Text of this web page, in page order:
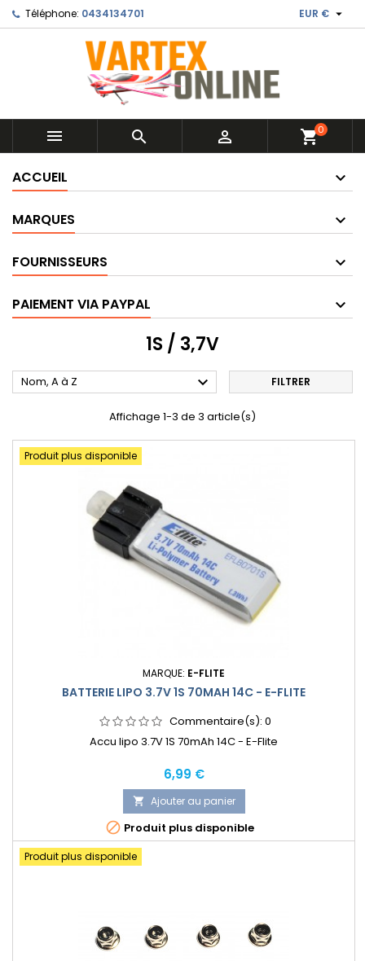
Téléphone: 0434134701 EUR € 
   shopping_cart0
ACCUEIL
MARQUES
FOURNISSEURS
PAIEMENT VIA PAYPAL
1S / 3,7V
Nom, A à Z  FILTRER
Affichage 1-3 de 3 article(s)
Produit plus disponible
MARQUE: E-FLITE
BATTERIE LIPO 3.7V 1S 70MAH 14C - E-FLITE
Commentaire(s): 0
Accu lipo 3.7V 1S 70mAh 14C - E-Flite
Prix
6,99 €
 Ajouter au panier
 Produit plus disponible
Produit plus disponible